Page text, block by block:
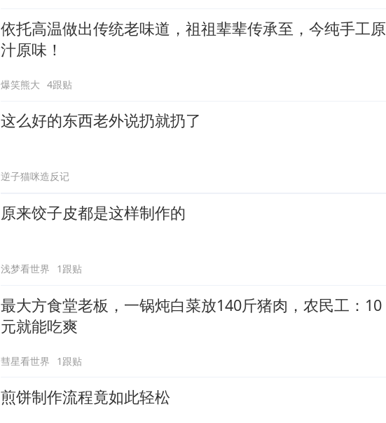
依托高温做出传统老味道，祖祖辈辈传承至，今纯手工原
汁原味！
爆笑熊大 4跟贴
这么好的东西老外说扔就扔了
逆子猫咪造反记
原来饺子皮都是这样制作的
浅梦看世界 1跟贴
最大方食堂老板，一锅炖白菜放140斤猪肉，农民工：10
元就能吃爽
彗星看世界 1跟贴
煎饼制作流程竟如此轻松